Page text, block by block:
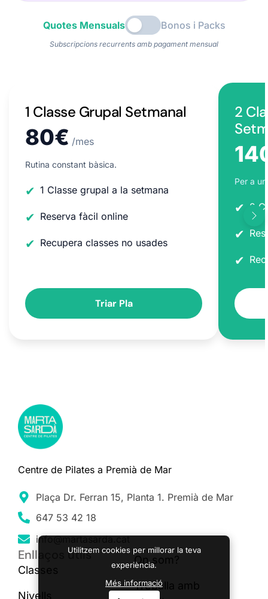
Quotes Mensuals Bonos i Packs
Subscripcions recurrents amb pagament mensual
1 Classe Grupal Setmanal
80€ /mes
Rutina constant bàsica.
✔ 1 Classe grupal a la setmana
✔ Reserva fàcil online
✔ Recupera classes no usades
Triar Pla
2
Per a
✔ 2
✔
✔
Centre de Pilates a Premià de Mar
Plaça Dr. Ferran 15, Planta 1. Premià de Mar
647 53 42 18
info@martasarda.cat
Enllaços útils
Classes
Nivells
On som?
Treballa amb
Utilitzem cookies per millorar la teva
experiència.
Més informació